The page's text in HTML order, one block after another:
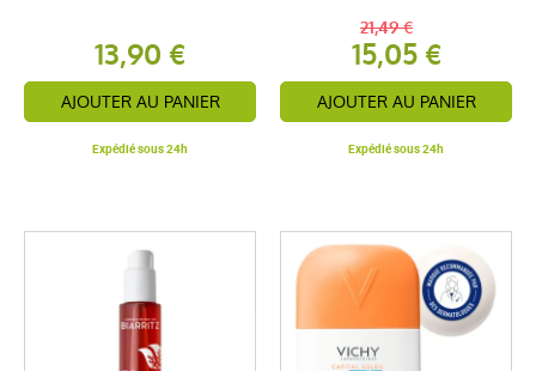
13,90 €
AJOUTER AU PANIER
Expédié sous 24h
15,05 €
21,49 €
AJOUTER AU PANIER
Expédié sous 24h